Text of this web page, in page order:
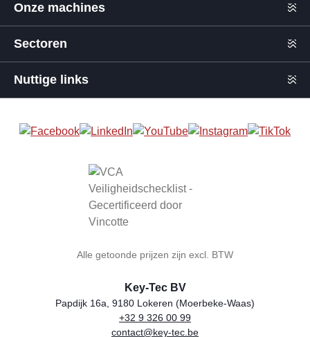
Onze machines
Sectoren
Nuttige links
Alle getoonde prijzen zijn excl. BTW
Winkelnaam
Key-Tec BV
Adres
Papdijk 16a, 9180 Lokeren (Moerbeke-Waas)
Telefoon
+32 9 326 00 99
E-mail
contact@key-tec.be
BTW-nummer